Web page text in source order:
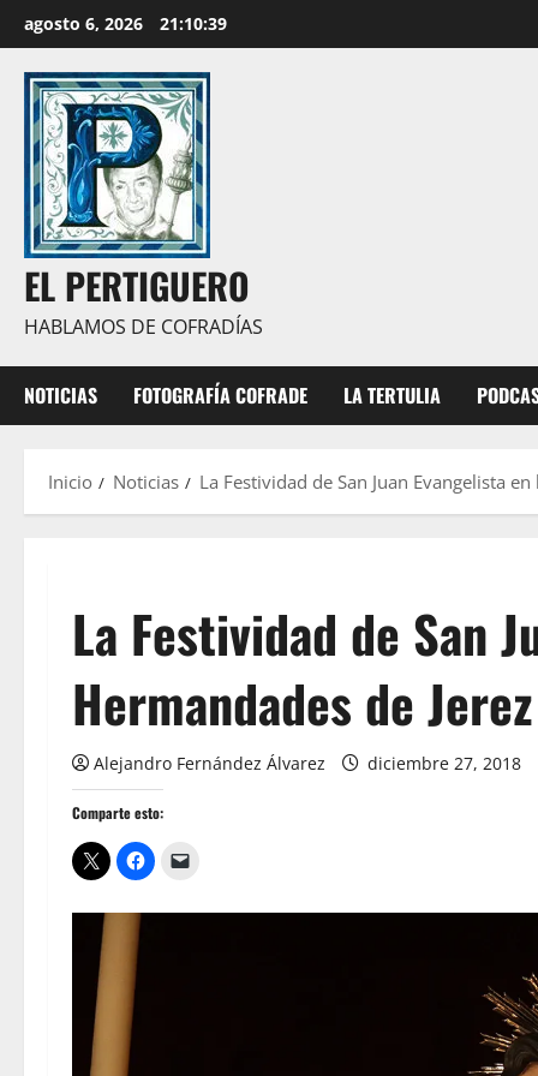
al
contenido
agosto 6, 2026 21:10:40
EL PERTIGUERO
HABLAMOS DE COFRADÍAS
NOTICIAS FOTOGRAFÍA COFRADE LA TERTULIA
Inicio Noticias La Festividad de San Juan Evangelista
La Festividad de San
Hermandades de Jerez
Alejandro Fernández Álvarez diciembre 27, 2018
Comparte esto: